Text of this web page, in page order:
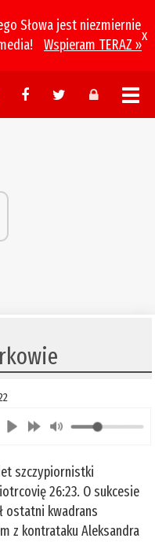
Słowa jest niezmiernie
Wspieram TERAZ »
x
szczypiornistki
26:23. O sukcesie
ostatni kwadrans
z kontrataku Aleksandra